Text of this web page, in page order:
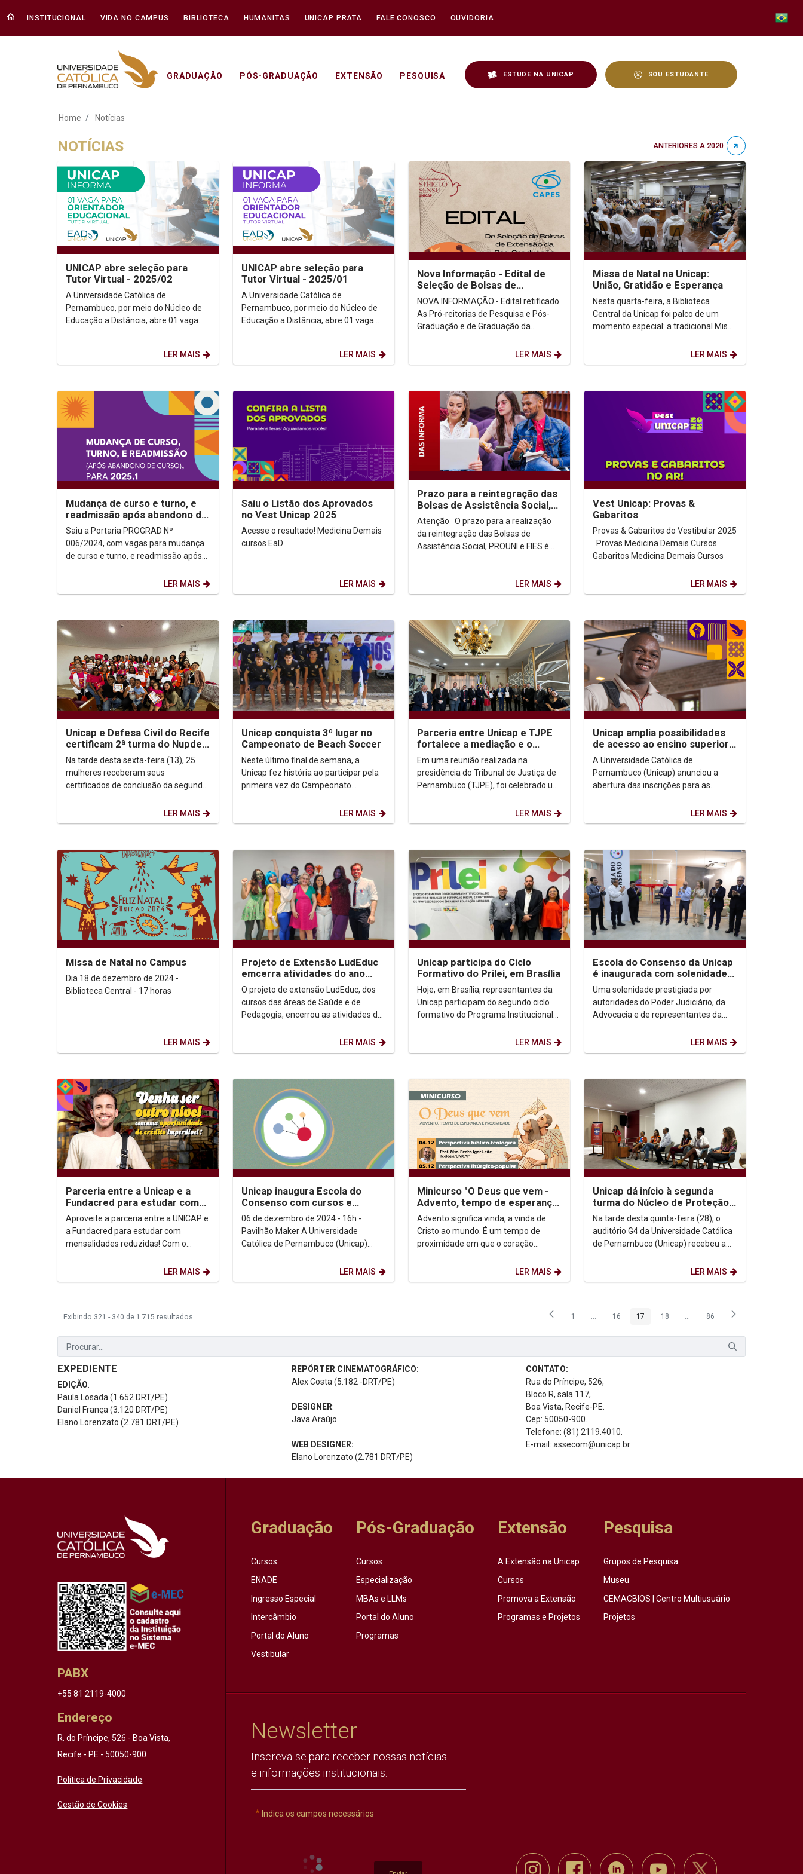
INSTITUCIONAL VIDA NO CAMPUS BIBLIOTECA HUMANITAS UNICAP PRATA FALE CONOSCO OUVIDORIA
GRADUAÇÃO PÓS-GRADUAÇÃO EXTENSÃO PESQUISA ESTUDE NA UNICAP SOU ESTUDANTE
Notícias - Unicap
Home Notícias
NOTÍCIAS ANTERIORES A 2020
UNICAP abre seleção para
Tutor Virtual - 2025/02
A Universidade Católica de
Pernambuco, por meio do Núcleo de
Educação a Distância, abre 01 vaga
LER MAIS
UNICAP abre seleção para
Tutor Virtual - 2025/01
A Universidade Católica de
Pernambuco, por meio do Núcleo de
Educação a Distância, abre 01 vaga
LER MAIS
Nova Informação - Edital de
Seleção de Bolsas de
Extensão da Pós-graduação
NOVA INFORMAÇÃO - Edital retificado
As Pró-reitorias de Pesquisa e Pós-
Graduação e de Graduação da
LER MAIS
Missa de Natal na Unicap:
União, Gratidão e Esperança
Nesta quarta-feira, a Biblioteca
Central da Unicap foi palco de um
momento especial: a tradicional Missa
LER MAIS
Mudança de curso e turno, e
readmissão após abandono de
curso
Saiu a Portaria PROGRAD Nº
006/2024, com vagas para mudança
de curso e turno, e readmissão após
LER MAIS
Saiu o Listão dos Aprovados
no Vest Unicap 2025
Acesse o resultado! Medicina Demais
cursos EaD
LER MAIS
Prazo para a reintegração das
Bolsas de Assistência Social,
PROUNI e FIES
Atenção O prazo para a realização
da reintegração das Bolsas de
Assistência Social, PROUNI e FIES é
LER MAIS
Vest Unicap: Provas &
Gabaritos
Provas & Gabaritos do Vestibular 2025
Gabaritos Medicina Demais Cursos
LER MAIS
Unicap e Defesa Civil do Recife
certificam 2ª turma do Nupdec
para Mulheres
Na tarde desta sexta-feira (13), 25
mulheres receberam seus
certificados de conclusão da segunda
Defesa Civil (Nupdec) para...LER MAIS
Unicap conquista 3º lugar no
Campeonato de Beach Soccer
Neste último final de semana, a
Unicap fez história ao participar pela
primeira vez do Campeonato
Beach Soccer, conquistando um...
LER MAIS
Parceria entre Unicap e TJPE
fortalece a mediação e o
consenso
Em uma reunião realizada na
presidência do Tribunal de Justiça de
Pernambuco (TJPE), foi celebrado um
LER MAIS
Unicap amplia possibilidades
de acesso ao ensino superior
com modalidades de Ingresso
Especial
A Universidade Católica de
Pernambuco (Unicap) anunciou a
abertura das inscrições para as
que oferecem alternativas...LER MAIS
Missa de Natal no Campus
Dia 18 de dezembro de 2024 -
Biblioteca Central - 17 horas
LER MAIS
Projeto de Extensão LudEduc
emcerra atividades do ano
com concurso literário
O projeto de extensão LudEduc, dos
cursos das áreas de Saúde e de
Pedagogia, encerrou as atividades do
LER MAIS
Unicap participa do Ciclo
Formativo do Prilei, em Brasília
Hoje, em Brasília, representantes da
Unicap participam do segundo ciclo
formativo do Programa Institucional
LER MAIS
Escola do Consenso da Unicap
é inaugurada com solenidade
prestigiada por autoridades
do...
Uma solenidade prestigiada por
autoridades do Poder Judiciário, da
Advocacia e de representantes da
LER MAIS
Parceria entre a Unicap e a
Fundacred para estudar com
mensalidades reduzidas!
Aproveite a parceria entre a UNICAP e
a Fundacred para estudar com
mensalidades reduzidas! Com o
LER MAIS
Unicap inaugura Escola do
Consenso com cursos e
serviços de mediação e
resolução de conflitos...
06 de dezembro de 2024 - 16h -
Pavilhão Maker A Universidade
Católica de Pernambuco (Unicap)
LER MAIS
Minicurso "O Deus que vem -
Advento, tempo de esperança
e proximidade"
Advento significa vinda, a vinda de
Cristo ao mundo. É um tempo de
proximidade em que o coração
LER MAIS
Unicap dá início à segunda
turma do Núcleo de Proteção
e Defesa Civil para Mulheres
Na tarde desta quinta-feira (28), o
auditório G4 da Universidade Católica
de Pernambuco (Unicap) recebeu a
LER MAIS
Exibindo 321 - 340 de 1.715 resultados. Página
1 ...Páginas intermediárias Usar ABA para navegar.
Página
16 Página
17 Página
18 ...Páginas intermediárias Usar ABA
Página
86
EXPEDIENTE
EDIÇÃO:
Paula Losada (1.652 DRT/PE)
Daniel França (3.120 DRT/PE)
Elano Lorenzato (2.781 DRT/PE)
REPÓRTER CINEMATOGRÁFICO:
Alex Costa (5.182 -DRT/PE)
DESIGNER:
Java Araújo
WEB DESIGNER:
Elano Lorenzato (2.781 DRT/PE)
CONTATO:
Rua do Príncipe, 526,
Bloco R, sala 117,
Boa Vista, Recife-PE.
Cep: 50050-900.
Telefone: (81) 2119.4010.
E-mail: assecom@unicap.br
PABX
+55 81 2119-4000
Endereço
R. do Príncipe, 526 - Boa Vista,
Recife - PE - 50050-900
Política de Privacidade
Gestão de Cookies
Graduação
Cursos
ENADE
Ingresso Especial
Intercâmbio
Portal do Aluno
Vestibular
Pós-Graduação
Cursos
Especialização
MBAs e LLMs
Portal do Aluno
Programas
Extensão
A Extensão na Unicap
Cursos
Promova a Extensão
Programas e Projetos
Pesquisa
Grupos de Pesquisa
Museu
CEMACBIOS | Centro Multiusuário
Projetos
Newsletter
Inscreva-se para receber nossas notícias
e informações institucionais.
Indica os campos necessários